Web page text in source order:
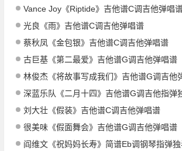
Vance Joy《Riptide》吉他谱C调吉他弹唱
光良《雨》吉他谱C调吉他弹唱谱
蔡秋凤《金包银》吉他谱C调吉他弹唱谱
古巨基《第二最爱》吉他谱G调吉他弹唱谱
林俊杰《将故事写成我们》吉他谱G调吉他
深蓝乐队《二月十四》吉他谱G调吉他指弹
刘大壮《假装》吉他谱C调吉他弹唱谱
很美味《假面舞会》吉他谱G调吉他弹唱谱
阎维文《祝妈妈长寿》简谱Eb调钢琴指弹